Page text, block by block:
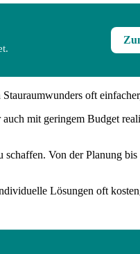
oft
mit geringem Budget
schaffen. Von der Planung
Lösungen oft